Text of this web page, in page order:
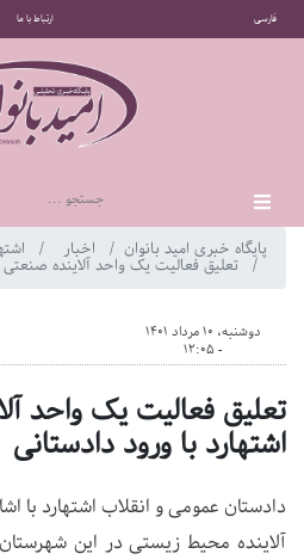
فارسی ارتباط با ما
پایگاه خبری امید بانوان اخبار
تعلیق فعالیت یک واحد آلاینده
دوشنبه، 10 مرداد 1401
- 12:05
تعلیق فعالیت یک واحد
اشتهارد با ورود دادستانی
دادستان عمومی و انقلاب اشتهارد با
آلاینده محیط زیستی در این